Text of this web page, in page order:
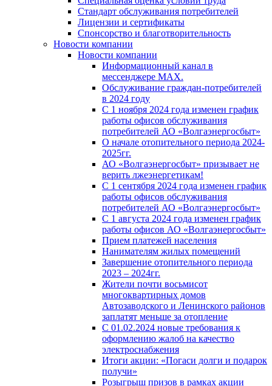
Стандарт обслуживания потребителей
Лицензии и сертификаты
Спонсорство и благотворительность
Новости компании
Новости компании
Информационный канал в
мессенджере MAX.
Обслуживание граждан-потребителей
в 2024 году
С 1 ноября 2024 года изменен график
работы офисов обслуживания
потребителей АО «Волгаэнергосбыт»
О начале отопительного периода 2024-
2025гг.
АО «Волгаэнергосбыт» призывает не
верить лжеэнергетикам!
С 1 сентября 2024 года изменен график
работы офисов обслуживания
потребителей АО «Волгаэнергосбыт»
С 1 августа 2024 года изменен график
работы офисов АО «Волгаэнергосбыт»
Прием платежей населения
Нанимателям жилых помещений
Завершение отопительного периода
2023 – 2024гг.
Жители почти восьмисот
многоквартирных домов
Автозаводского и Ленинского районов
заплатят меньше за отопление
С 01.02.2024 новые требования к
оформлению жалоб на качество
электроснабжения
Итоги акции: «Погаси долги и подарок
получи»
Розыгрыш призов в рамках акции